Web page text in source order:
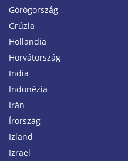
Görögország
Grúzia
Hollandia
Horvátország
India
Indonézia
Irán
Írország
Izland
Izrael